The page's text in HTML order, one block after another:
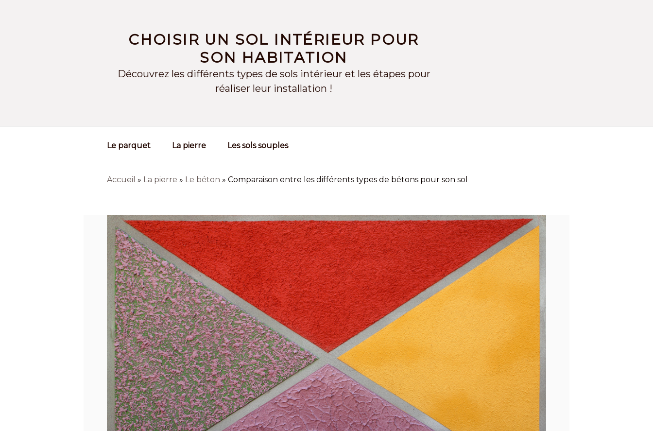
CHOISIR UN SOL INTÉRIEUR POUR
SON HABITATION
Découvrez les différents types de sols intérieur et les étapes pour
réaliser leur installation !
Le parquet La pierre Les sols souples
Accueil » La pierre » Le béton » Comparaison entre les différents types de bétons pour son sol